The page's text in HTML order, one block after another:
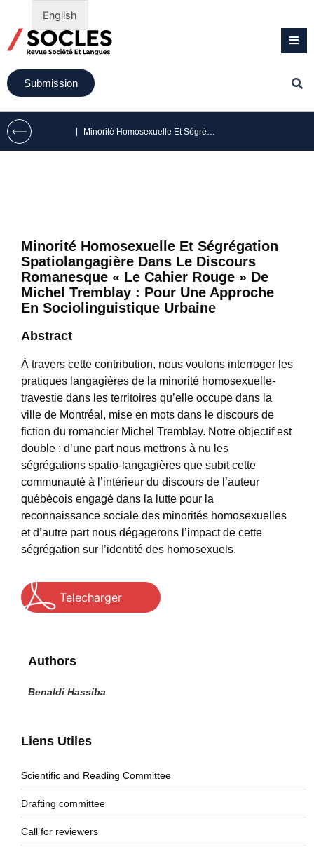
Submission
Liens Utiles
Scientific and Reading Committee
Drafting committee
Call for reviewers
Minorité Homosexuelle Et Ségrégation
Spatiolangagière Dans Le Discours
Romanesque « Le Cahier Rouge » De
Michel Tremblay : Pour Une Approche
En Sociolinguistique Urbaine
Abstract
À travers cette contribution, nous voulons interroger les
pratiques langagières de la minorité homosexuelle-
travestie dans les territoires qu’elle occupe dans la
ville de Montréal, mise en mots dans le discours de
fiction du romancier Michel Tremblay. Notre objectif est
double : d’une part nous mettrons à nu les
ségrégations spatio-langagières que subit cette
communauté à l’intérieur du discours de l’auteur
québécois engagé dans la lutte pour la
reconnaissance sociale des minorités homosexuelles
et d’autre part nous dégagerons l’impact de cette
ségrégation sur l’identité des homosexuels.
Telecharger
Authors
Benaldi Hassiba
English